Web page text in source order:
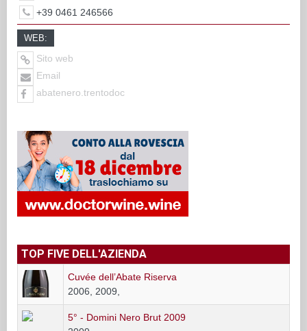
+39 0461 246566
WEB:
Sito web
Email
abatenero.trentodoc
TOP FIVE DELL'AZIENDA
Cuvée dell’Abate Riserva
2006, 2009,
5° - Domini Nero Brut 2009